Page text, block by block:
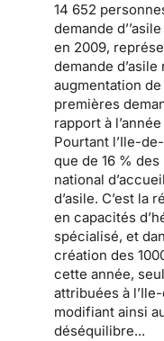
14 652
demande
en 2009,
demande
augmentation
premières
rapport à
Pourtant l’Ile-
que de 16 % des
national
d’asile. C’est la
en capacités
spécialisé, et
création des
cette année,
attribuées à
modifiant ainsi
déséquilibre...